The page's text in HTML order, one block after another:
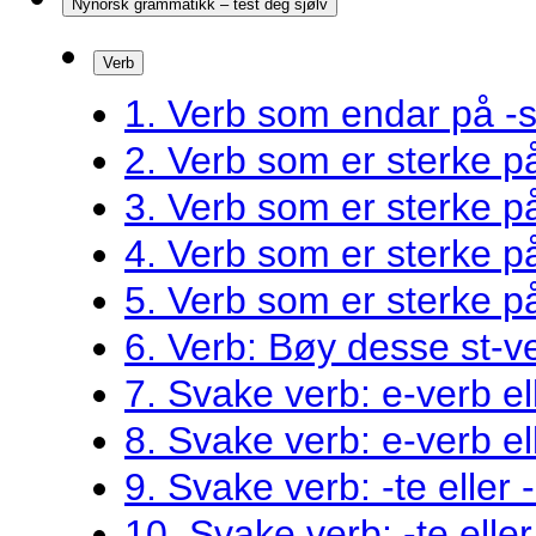
Nynorsk grammatikk – test deg sjølv
Verb
1. Verb som endar på -
2. Verb som er sterke
3. Verb som er sterke
4. Verb som er sterke
5. Verb som er sterke
6. Verb: Bøy desse st-
7. Svake verb: e-verb
8. Svake verb: e-verb
9. Svake verb: -te eller